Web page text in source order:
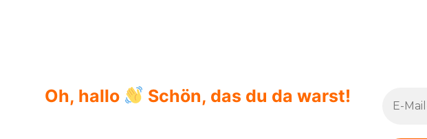
Oh, hallo Schön, das du da warst!